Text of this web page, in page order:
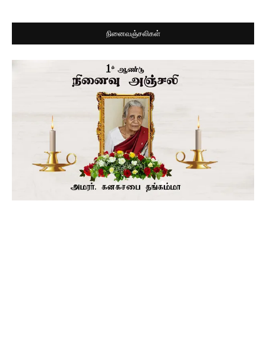
நினைவஞ்சலிகள்